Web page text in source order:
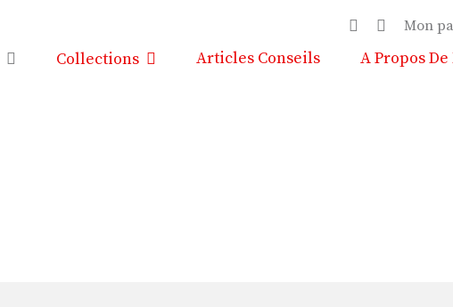
Mon
Collections Articles Conseils A Propos